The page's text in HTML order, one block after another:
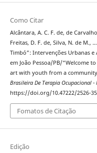
Como Citar
Alcântara, A. C. F. de, de
Freitas, D. F. de, Silva, N. de M.,
Timbó”: Intervenções Urbanas
em João Pessoa/PB/“Welcome
art with youth from a community
Brasileira De Terapia Ocupacional -
https://doi.org/10.47222/2526-
Fomatos de Citação
Edição